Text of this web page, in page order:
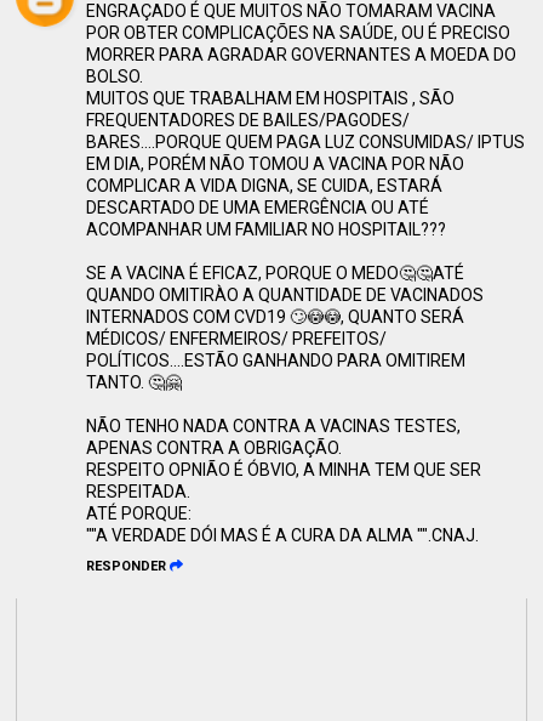
ENGRAÇADO É QUE MUITOS NÃO TOMARAM VACINA
POR OBTER COMPLICAÇÕES NA SAÚDE, OU É PRECISO
MORRER PARA AGRADAR GOVERNANTES A MOEDA DO
BOLSO.
MUITOS QUE TRABALHAM EM HOSPITAIS , SÃO
FREQUENTADORES DE BAILES/PAGODES/
BARES....PORQUE QUEM PAGA LUZ CONSUMIDAS/ IPTUS
EM DIA, PORÉM NÃO TOMOU A VACINA POR NÃO
COMPLICAR A VIDA DIGNA, SE CUIDA, ESTARÁ
DESCARTADO DE UMA EMERGÊNCIA OU ATÉ
ACOMPANHAR UM FAMILIAR NO HOSPITAIL???
SE A VACINA É EFICAZ, PORQUE O MEDO🤔🤔ATÉ
QUANDO OMITIRÀO A QUANTIDADE DE VACINADOS
INTERNADOS COM CVD19 🙄😳😳, QUANTO SERÁ
MÉDICOS/ ENFERMEIROS/ PREFEITOS/
POLÍTICOS....ESTÃO GANHANDO PARA OMITIREM
TANTO. 🤔🤗
NÃO TENHO NADA CONTRA A VACINAS TESTES,
APENAS CONTRA A OBRIGAÇÃO.
RESPEITO OPNIÃO É ÓBVIO, A MINHA TEM QUE SER
RESPEITADA.
ATÉ PORQUE:
""A VERDADE DÓI MAS É A CURA DA ALMA "".CNAJ.
RESPONDER